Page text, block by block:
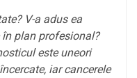
V-a adus ea
plan profesional?
este uneori
iar cancerele